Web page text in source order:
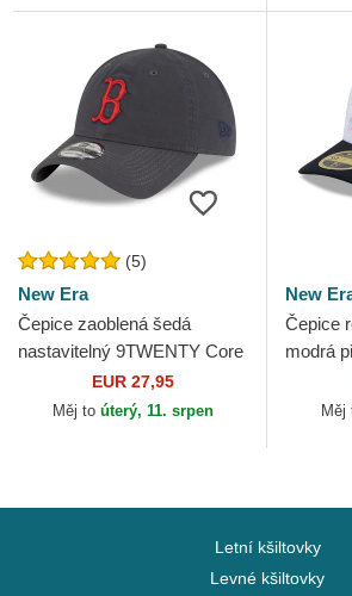
(5)
New Era
Čepice zaoblená šedá
nastavitelný 9TWENTY Core
Classic Boston Red Sox
MLB New Era
EUR 27,95
Měj to úterý, 11. srpen
New
Čepice
modrá
Day
SoxMěj
Letní kšiltovky
Levné kšiltovky